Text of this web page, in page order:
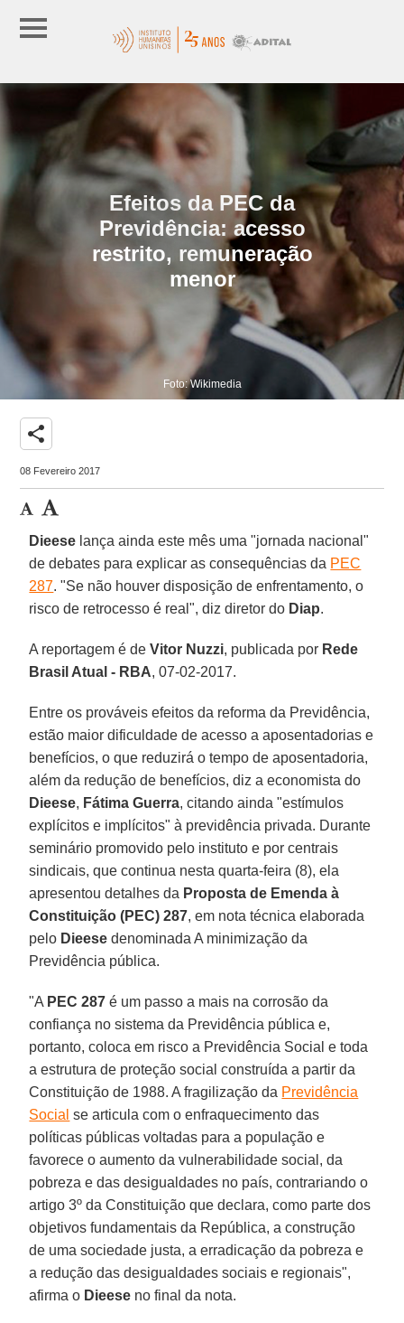
Efeitos da PEC da
Previdência: acesso
restrito, remuneração
menor
Foto: Wikimedia
share
08 Fevereiro 2017
Dieese lança ainda este mês uma "jornada nacional"
de debates para explicar as consequências da PEC
287. "Se não houver disposição de enfrentamento, o
risco de retrocesso é real", diz diretor do Diap.
A reportagem é deVitor Nuzzi, publicada por Rede
Brasil Atual - RBA, 07-02-2017.
Entre os prováveis efeitos da reforma da Previdência,
estão maior dificuldade de acesso a aposentadorias e
benefícios, o que reduzirá o tempo de aposentadoria,
além da redução de benefícios, diz a economista do
Dieese, Fátima Guerra, citando ainda "estímulos
explícitos e implícitos" à previdência privada. Durante
seminário promovido pelo instituto e por centrais
sindicais, que continua nesta quarta-feira (8), ela
apresentou detalhes da Proposta de Emenda à
Constituição (PEC) 287, em nota técnica elaborada
pelo Dieese denominada A minimização da
Previdência pública.
"A PEC 287 é um passo a mais na corrosão da
confiança no sistema da Previdência pública e,
portanto, coloca em risco a Previdência Social e toda
a estrutura de proteção social construída a partir da
Constituição de 1988. A fragilização da Previdência
Social se articula com o enfraquecimento das
políticas públicas voltadas para a população e
favorece o aumento da vulnerabilidade social, da
pobreza e das desigualdades no país, contrariando o
artigo 3º da Constituição que declara, como parte dos
objetivos fundamentais da República, a construção
de uma sociedade justa, a erradicação da pobreza e
a redução das desigualdades sociais e regionais",
afirma o Dieese no final da nota.